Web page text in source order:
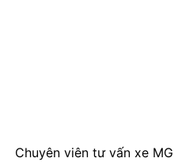
Chuyên viên tư vấn xe